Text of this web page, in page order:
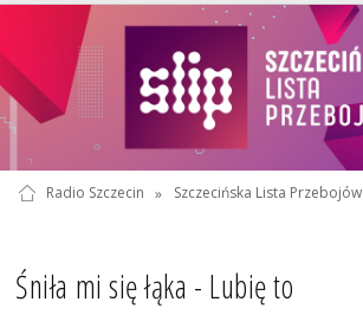
Radio Szczecin » Szczecińska Lista Przebojów
Śniła mi się łąka - Lubię to